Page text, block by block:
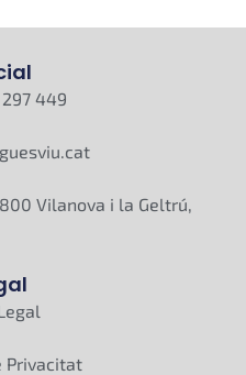
449
Vilanova i la Geltrú,
Privacitat